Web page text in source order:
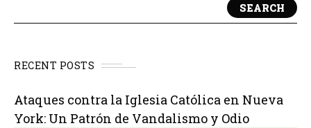
SEARCH
RECENT POSTS
Ataques contra la Iglesia Católica en Nueva
York: Un Patrón de Vandalismo y Odio